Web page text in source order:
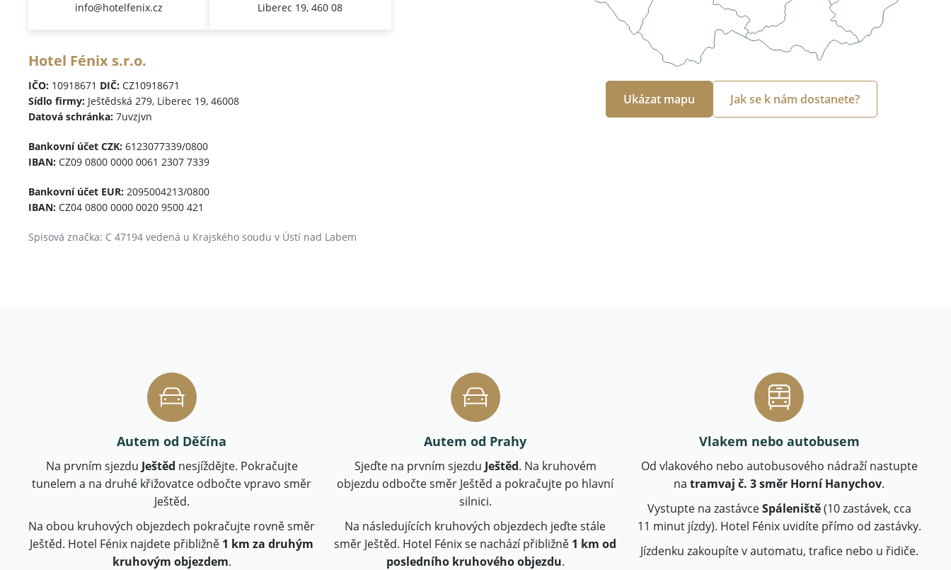
info@hotelfenix.cz
Liberec 19, 460 08
Hotel Fénix s.r.o.
IČO: 10918671 DIČ: CZ10918671
Sídlo firmy: Ještědská 279, Liberec 19, 46008
Datová schránka: 7uvzjvn
Bankovní účet CZK: 6123077339/0800
IBAN: CZ09 0800 0000 0061 2307 7339
Bankovní účet EUR: 2095004213/0800
IBAN: CZ04 0800 0000 0020 9500 421
Spisová značka: C 47194 vedená u Krajského soudu v Ústí nad Labem
Ukázat mapu Jak se k nám dostanete?
Autem od Děčína
Na prvním sjezdu Ještěd nesjíždějte. Pokračujte
tunelem a na druhé křižovatce odbočte vpravo směr
Ještěd.
Na obou kruhových objezdech pokračujte rovně směr
Ještěd. Hotel Fénix najdete přibližně 1 km za druhým
kruhovým objezdem.
Autem od Prahy
Sjeďte na prvním sjezdu Ještěd. Na kruhovém
objezdu odbočte směr Ještěd a pokračujte po hlavní
silnici.
Na následujících kruhových objezdech jeďte stále
směr Ještěd. Hotel Fénix se nachází přibližně 1 km od
posledního kruhového objezdu.
Vlakem nebo autobusem
Od vlakového nebo autobusového nádraží nastupte
natramvaj č. 3 směr Horní Hanychov.
Vystupte na zastávceSpáleniště(10 zastávek, cca
11 minut jízdy). Hotel Fénix uvidíte přímo od zastávky.
Jízdenku zakoupíte v automatu, trafice nebo u řidiče.